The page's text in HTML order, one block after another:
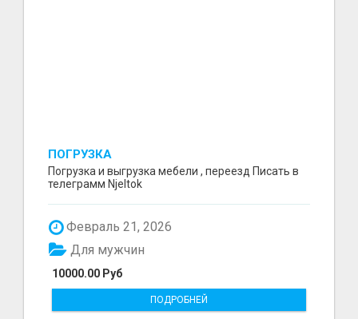
ПОГРУЗКА
Погрузка и выгрузка мебели , переезд Писать в
телеграмм Njeltok
Февраль 21, 2026
10000.00 Руб
Для мужчин
ПОДРОБНЕЙ